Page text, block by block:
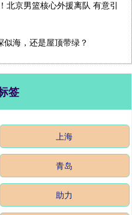
北京男篮核心外援离队 有意引
似海，还是屋顶带绿？
签
上海
青岛
助力